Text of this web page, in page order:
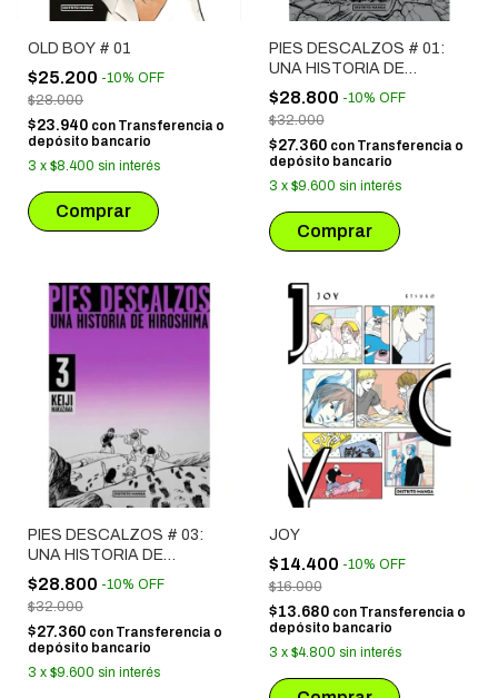
OLD BOY # 01
$25.200 -10% OFF
$28.000
$23.940 con Transferencia o
depósito bancario
3 x $8.400 sin interés
PIES DESCALZOS # 01:
UNA HISTORIA DE
HIROSHIMA
$28.800 -10% OFF
$32.000
$27.360 con Transferencia o
depósito bancario
3 x $9.600 sin interés
PIES DESCALZOS # 03:
UNA HISTORIA DE
HIROSHIMA
$28.800 -10% OFF
$32.000
$27.360 con Transferencia o
depósito bancario
3 x $9.600 sin interés
JOY
$14.400 -10% OFF
$16.000
$13.680 con Transferencia o
depósito bancario
3 x $4.800 sin interés